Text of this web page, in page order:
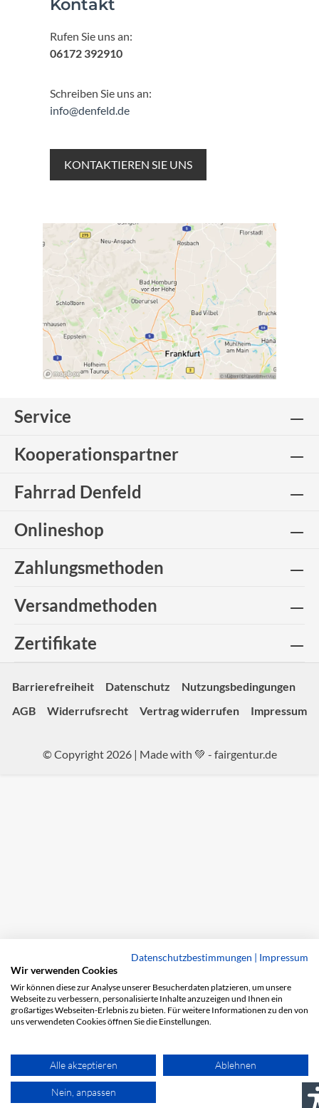
Kontakt
Rufen Sie uns an:
06172 392910
Schreiben Sie uns an:
info@denfeld.de
KONTAKTIEREN SIE UNS
Service
Kooperationspartner
Fahrrad Denfeld
Onlineshop
Zahlungsmethoden
Versandmethoden
Zertifikate
Barrierefreiheit Datenschutz
Nutzungsbedingungen
AGB
Widerrufsrecht Vertrag widerrufen Impressum
© Copyright 2026 | Made with 💚 - fairgentur.de
Datenschutzbestimmungen | Impressum
Wir verwenden Cookies
Wir können diese zur Analyse unserer Besucherdaten platzieren, um unsere
Webseite zu verbessern, personalisierte Inhalte anzuzeigen und Ihnen ein
großartiges Webseiten-Erlebnis zu bieten. Für weitere Informationen zu den von
uns verwendeten Cookies öffnen Sie die Einstellungen.
Alle akzeptieren Ablehnen
Nein, anpassen